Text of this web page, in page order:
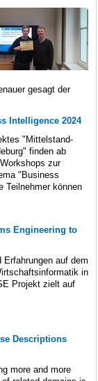
gesagt der
Intelligence 2024
"Mittelstand-
finden ab
zur
"Business
Teilnehmer können
Engineering to
auf dem
in
Projekt zielt auf
Descriptions
more and more